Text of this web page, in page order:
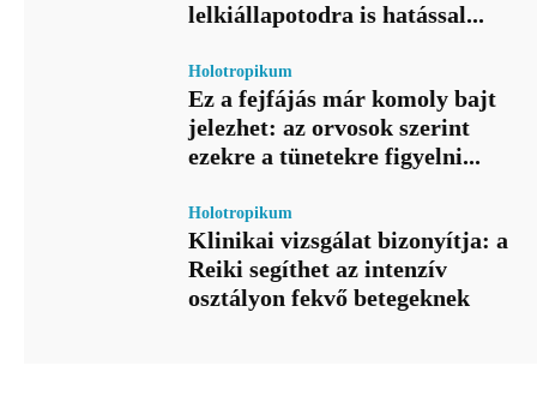
lelkiállapotodra is hatással...
Holotropikum
Ez a fejfájás már komoly bajt
jelezhet: az orvosok szerint
ezekre a tünetekre figyelni...
Holotropikum
Klinikai vizsgálat bizonyítja: a
Reiki segíthet az intenzív
osztályon fekvő betegeknek